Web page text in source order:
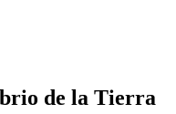
de la Tierra